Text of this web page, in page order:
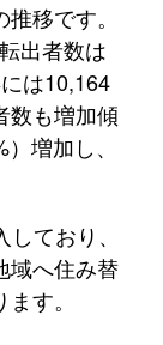
移です。
出者数は
は10,164
数も増加傾
増加し、
ており、
域へ住み替
す。